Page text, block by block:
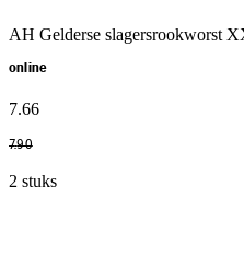
AH Gelderse slagersrookworst
online
7.66
7.90
2 stuks